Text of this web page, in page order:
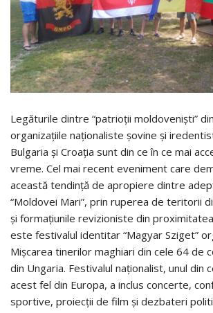
Legăturile dintre “patrioţii moldovenişti”
organizaţiile naţionaliste şovine şi
Bulgaria şi Croaţia sunt din ce în ce mai
vreme. Cel mai recent eveniment care
această tendinţă de apropiere dintre
“Moldovei Mari”, prin ruperea de teritorii
şi formaţiunile revizioniste din
este festivalul identitar “Magyar Sziget”
Mişcarea tinerilor maghiari din cele 64 de
din Ungaria. Festivalul naţionalist, unul din
acest fel din Europa, a inclus concerte,
sportive, proiecţii de film şi dezbateri